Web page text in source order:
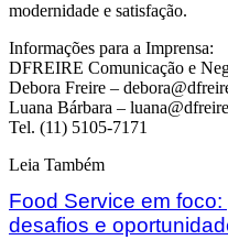
modernidade e satisfação.
Informações para a Imprensa:
DFREIRE Comunicação e
Debora Freire –
Luana Bárbara –
Tel. (11) 5105-7171
Leia Também
Food Service em
desafios e